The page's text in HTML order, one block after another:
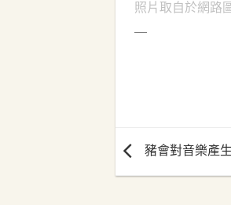
照片取自於網路
豬會對音樂產